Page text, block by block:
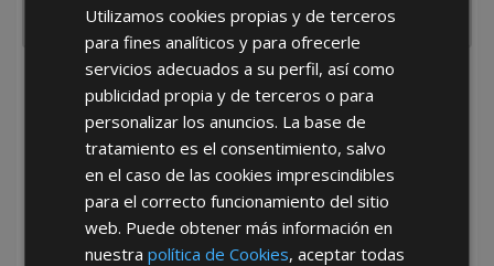
He leído y acepto la Política de Privacidad
Utilizamos cookies propias y de terceros
para fines analíticos y para ofrecerle
servicios adecuados a su perfil, así como
publicidad propia y de terceros o para
personalizar los anuncios. La base de
tratamiento es el consentimiento, salvo
en el caso de las cookies imprescindibles
para el correcto funcionamiento del sitio
web. Puede obtener más información en
nuestrapolítica de Cookies, aceptar todas